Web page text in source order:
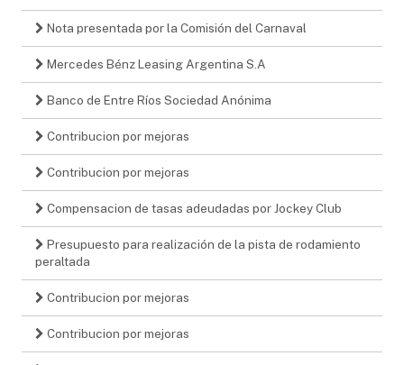
Nota presentada por la Comisión del Carnaval
Mercedes Bénz Leasing Argentina S.A
Banco de Entre Ríos Sociedad Anónima
Contribucion por mejoras
Contribucion por mejoras
Compensacion de tasas adeudadas por Jockey Club
Presupuesto para realización de la pista de rodamiento
peraltada
Contribucion por mejoras
Contribucion por mejoras